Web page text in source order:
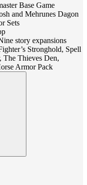
Base Game
and Mehrunes Dagon
Sets
story expansions
Stronghold, Spell
The Thieves Den,
Armor Pack